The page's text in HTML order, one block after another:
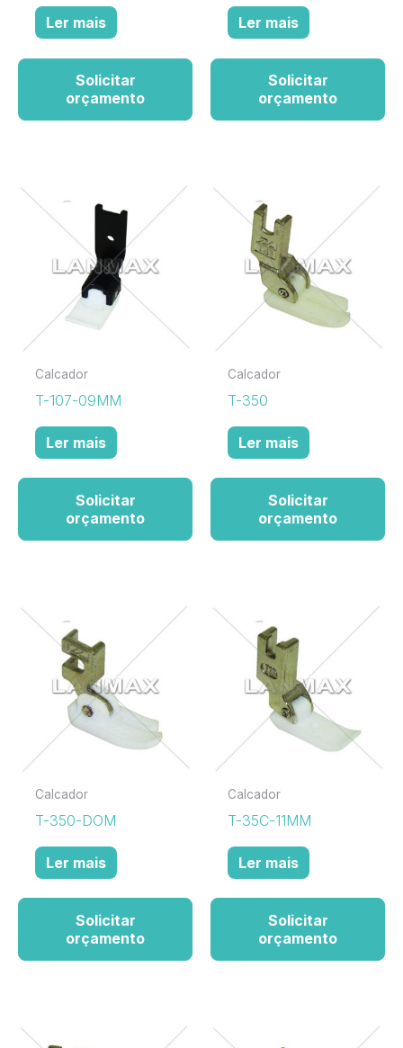
Ler mais
Solicitar
orçamento
Ler mais
Solicitar
orçamento
Calcador
T-107-09MM
Ler mais
Solicitar
orçamento
Calcador
T-350
Ler mais
Solicitar
orçamento
Calcador
T-350-DOM
Ler mais
Solicitar
orçamento
Calcador
T-35C-11MM
Ler mais
Solicitar
orçamento